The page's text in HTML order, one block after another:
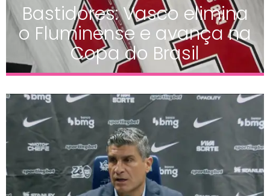
Bastidores: Vasco elimina
o Fluminense e avança na
Copa do Brasil